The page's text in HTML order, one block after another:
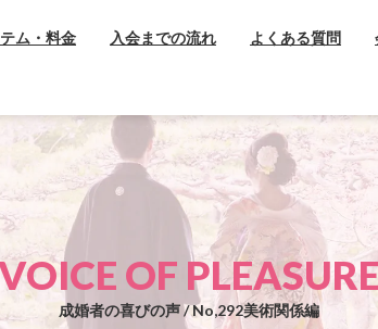
ム・料金 入会までの流れ よくある質問
OF PLEASURE
成婚者の喜びの声 / No,292美術関係編